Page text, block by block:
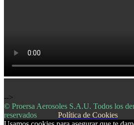
-->
© Proersa Aerosoles S.A.U. Todos los
reservados
Política de Cookies